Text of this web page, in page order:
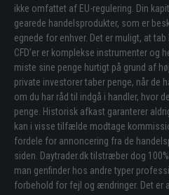
ikke omfattet af EU-regulering. Din
gearede handelsprodukter, som er
egnede for enhver. Det er muligt, at
CFD’er er komplekse instrumenter og
miste sine penge hurtigt på grund af
private investorer taber penge, når de
om du har råd til indgå i handler, hvor
penge. Historisk afkast garanterer
kan i visse tilfælde modtage
fordele for annoncering fra de
siden. Daytrader.dk tilstræber dog
man genfinder hos andre typer
forbehold for fejl og ændringer. Det er